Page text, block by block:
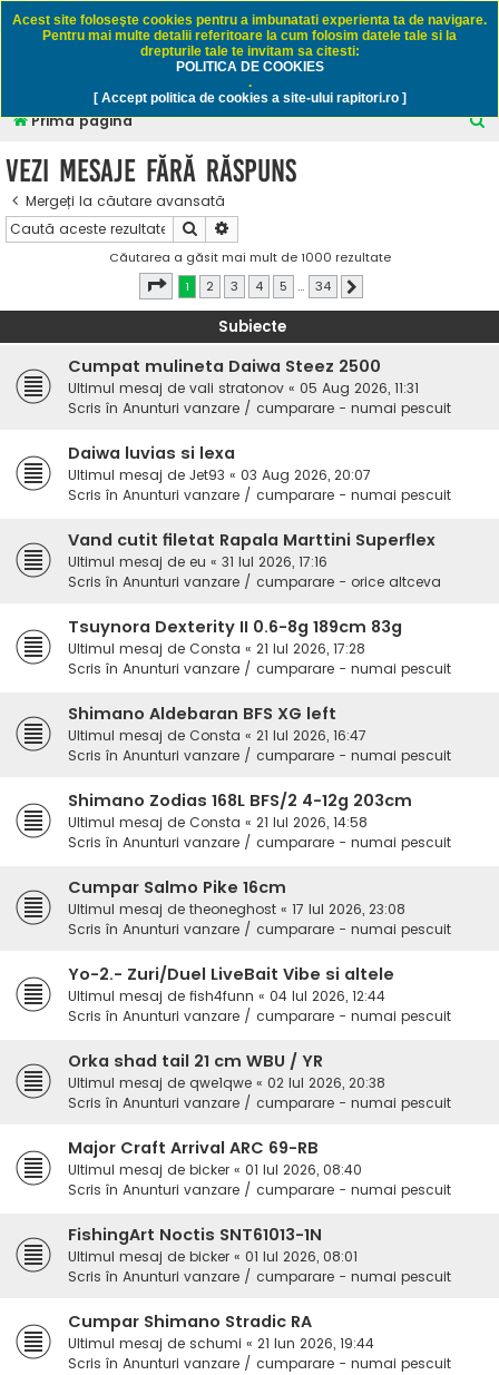
Rapitori.ro - Pescuit sportiv
Prima pagină
C
Vezi mesaje fără răspuns
Mergeți la căutare avansată
Căutare
Căutarea a găsit mai mult de 1000 rezultate
Pagina
din 34
1 2 3 4 5 … 34
Subiecte
Cumpat mulineta Daiwa Steez 2500
Ultimul mesaj de vali stratonov « 05 Aug 2026, 11:31
Scris în Anunturi vanzare / cumparare - numai pescuit
Daiwa luvias si lexa
Ultimul mesaj de Jet93 « 03 Aug 2026, 20:07
Scris în Anunturi vanzare / cumparare - numai pescuit
Vand cutit filetat Rapala Marttini Superflex
Ultimul mesaj de eu « 31 Iul 2026, 17:16
Scris în Anunturi vanzare / cumparare - orice altceva
Tsuynora Dexterity II 0.6-8g 189cm 83g
Ultimul mesaj de Consta « 21 Iul 2026, 17:28
Scris în Anunturi vanzare / cumparare - numai pescuit
Shimano Aldebaran BFS XG left
Ultimul mesaj de Consta « 21 Iul 2026, 16:47
Scris în Anunturi vanzare / cumparare - numai pescuit
Shimano Zodias 168L BFS/2 4-12g 203cm
Ultimul mesaj de Consta « 21 Iul 2026, 14:58
Scris în Anunturi vanzare / cumparare - numai pescuit
Cumpar Salmo Pike 16cm
Ultimul mesaj de theoneghost « 17 Iul 2026, 23:08
Scris în Anunturi vanzare / cumparare - numai pescuit
Yo-2.- Zuri/Duel LiveBait Vibe si altele
Ultimul mesaj de fish4funn « 04 Iul 2026, 12:44
Scris în Anunturi vanzare / cumparare - numai pescuit
Orka shad tail 21 cm WBU / YR
Ultimul mesaj de qwe1qwe « 02 Iul 2026, 20:38
Scris în Anunturi vanzare / cumparare - numai pescuit
Major Craft Arrival ARC 69-RB
Ultimul mesaj de bicker « 01 Iul 2026, 08:40
Scris în Anunturi vanzare / cumparare - numai pescuit
FishingArt Noctis SNT61013-1N
Ultimul mesaj de bicker « 01 Iul 2026, 08:01
Scris în Anunturi vanzare / cumparare - numai pescuit
Cumpar Shimano Stradic RA
Ultimul mesaj de schumi « 21 Iun 2026, 19:44
Scris în Anunturi vanzare / cumparare - numai pescuit
Acest site foloseşte cookies pentru a imbunatati experienta ta de navigare.
Pentru mai multe detalii referitoare la cum folosim datele tale si la
drepturile tale te invitam sa citesti:
POLITICA DE COOKIES
.
[ Accept politica de cookies a site-ului rapitori.ro ]